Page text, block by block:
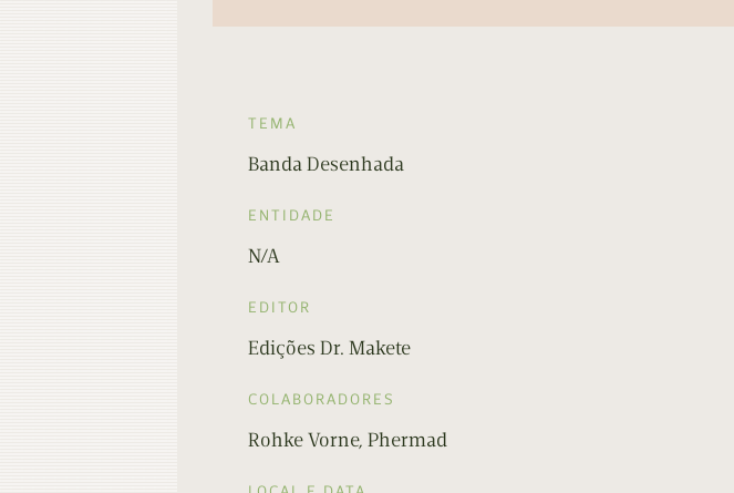
TEMA
Banda Desenhada
ENTIDADE
N/A
EDITOR
Edições Dr. Makete
COLABORADORES
Rohke Vorne, Phermad